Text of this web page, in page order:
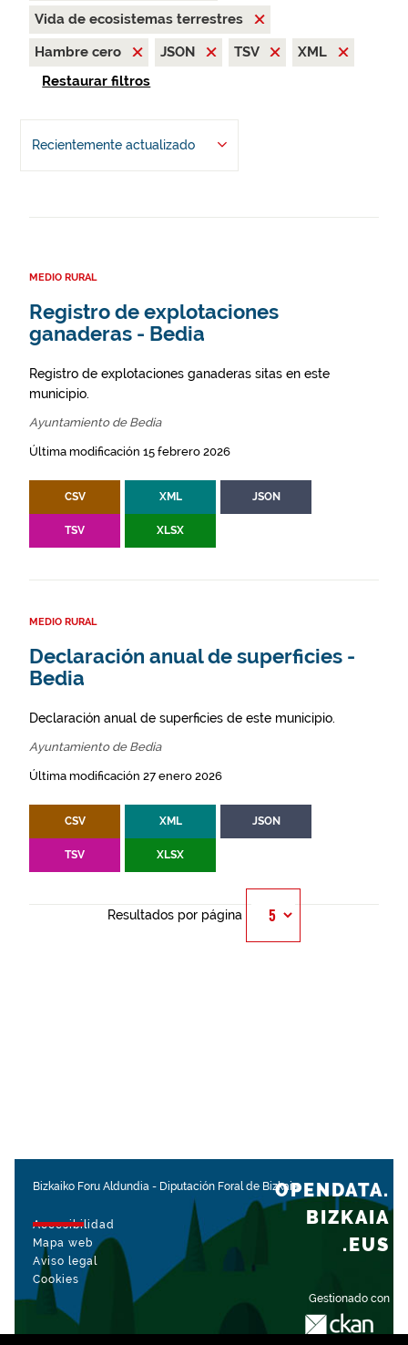
Vida de ecosistemas terrestres
Hambre cero
JSON TSV
XML
Restaurar filtros
Recientemente actualizado
MEDIO RURAL
Registro de explotaciones
ganaderas - Bedia
Registro de explotaciones ganaderas sitas en este
municipio.
Ayuntamiento de Bedia
Última modificación 15 febrero 2026
CSV XML JSON
TSV XLSX
MEDIO RURAL
Declaración anual de superficies -
Bedia
Declaración anual de superficies de este municipio.
Ayuntamiento de Bedia
Última modificación 27 enero 2026
CSV XML JSON
TSV XLSX
Resultados por página
Bizkaiko Foru Aldundia - Diputación Foral de Bizkaia
Accesibilidad
Mapa web
Aviso legal
Cookies
Gestionado con
OPENDATA.
BIZKAIA
.EUS